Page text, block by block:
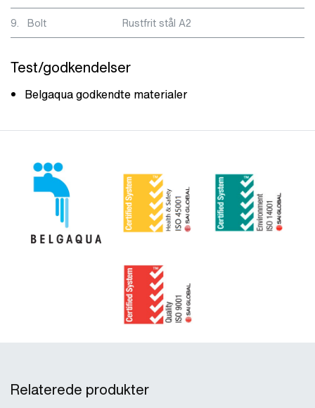
9.
Bolt Rustfrit stål A2
Test/godkendelser
Belgaqua godkendte materialer
Relaterede produkter